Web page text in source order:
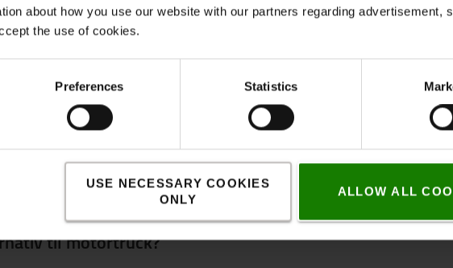
about how you use our website with our partners regarding advertisement,
the use of cookies.
Preferences Statistics
USE NECESSARY COOKIES
ONLY
ALLOW ALL
og holde omkostningerne nede.
at servicere.
til motortruck?